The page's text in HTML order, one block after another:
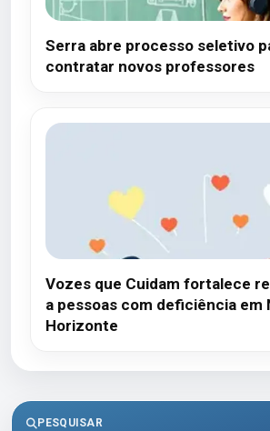
Serra abre processo seletivo
contratar novos professores
Vozes que Cuidam fortalece
a pessoas com deficiência em
Horizonte
PESQUISAR